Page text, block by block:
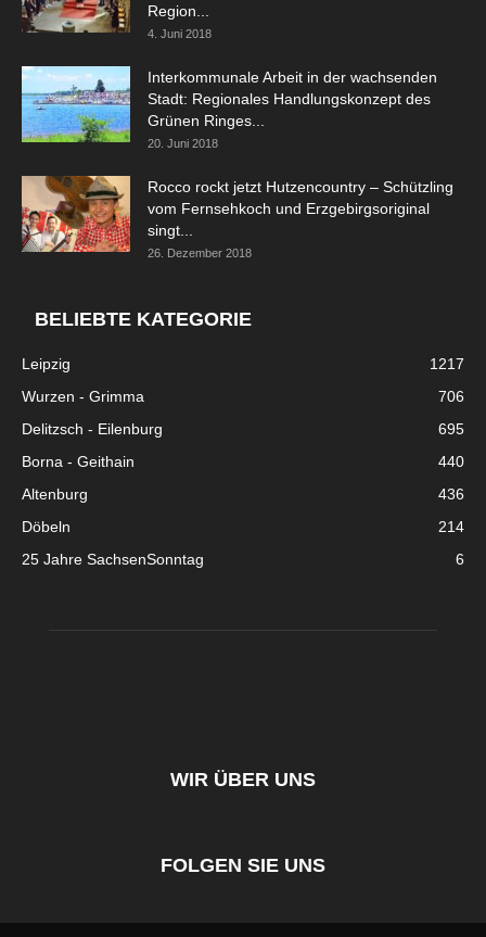
Region...
4. Juni 2018
Interkommunale Arbeit in der wachsenden
Stadt: Regionales Handlungskonzept des
Grünen Ringes...
20. Juni 2018
Rocco rockt jetzt Hutzencountry – Schützling
vom Fernsehkoch und Erzgebirgsoriginal
singt...
26. Dezember 2018
BELIEBTE KATEGORIE
Leipzig
1217
Wurzen - Grimma
706
Delitzsch - Eilenburg
695
Borna - Geithain
440
Altenburg
436
Döbeln
214
25 Jahre SachsenSonntag
6
WIR ÜBER UNS
FOLGEN SIE UNS